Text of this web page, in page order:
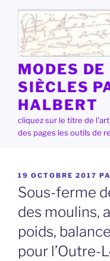
contenu
principal
MODES
SIÈCLES
HALBERT
cliquez sur le titre de
des pages les outils de
PUBLIÉ
LE
19 OCTOBRE 2017
Sous-ferme
des moulins,
poids,
pour l’Outre-